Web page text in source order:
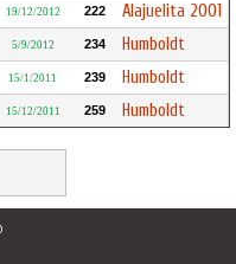
19/12/2012 222 Alajuelita 2001
5/9/2012 234 Humboldt
15/1/2011 239 Humboldt
15/12/2011 259 Humboldt